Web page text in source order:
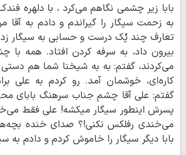
بابا زیر چشمی نگاهم می‌کرد ، با دلهره
به زحمت سیگار را گیراندم و دادم به آقا
تعارف چند پُک درست و حسابی به سیگار زد
بیرون داد، به سرفه کردن افتاد. همه با
می‌کردند، گفتم: به به شیخنا شما هم
کاره‌ای، خوشمان آمد. رو کردم به علی
گفتم: علی آقا چشم جناب سرهنگ بابای
پسرش اینطور سیگار میکشه! علی فقط
می‌خندی رفلکس نکنی!؟ صدای خنده
بابا دیگر سیگار را خاموش کردم و دادم به